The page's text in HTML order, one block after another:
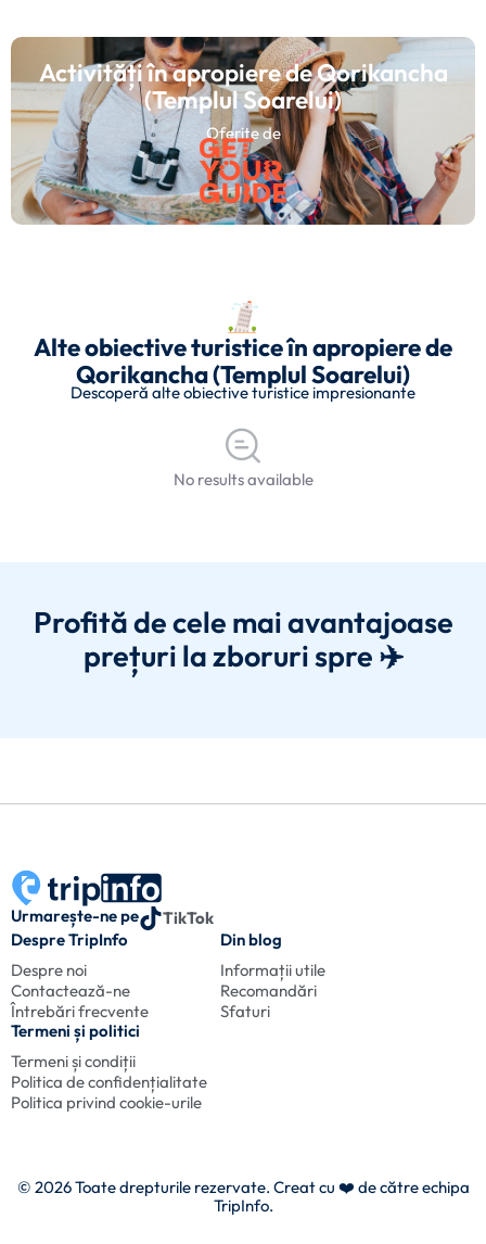
Activități în apropiere de Qorikancha
(Templul Soarelui)
Oferite de
Alte obiective turistice în apropiere de
Qorikancha (Templul Soarelui)
Descoperă alte obiective turistice impresionante
No results available
Profită de cele mai avantajoase
prețuri la zboruri spre ✈️
Urmarește-ne pe
TikTok
Despre TripInfo
Despre noi
Contactează-ne
Întrebări frecvente
Din blog
Informații utile
Recomandări
Sfaturi
Termeni și politici
Termeni și condiții
Politica de confidențialitate
Politica privind cookie-urile
© 2026 Toate drepturile rezervate. Creat cu ❤️ de către echipa
TripInfo.